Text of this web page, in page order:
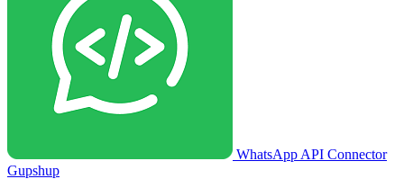
WhatsApp API Connector
Gupshup